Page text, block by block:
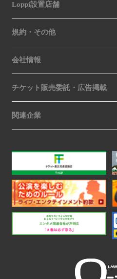
Loppi設置店舗
規約・その他
会社情報
チケット販売委託・広告掲載
関連企業